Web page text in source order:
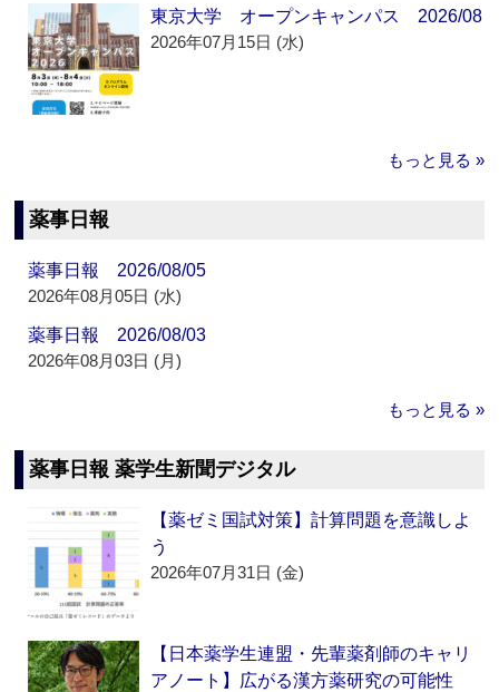
東京大学 オープンキャンパス 2026/08
2026年07月15日 (水)
もっと見る »
薬事日報
薬事日報 2026/08/05
2026年08月05日 (水)
薬事日報 2026/08/03
2026年08月03日 (月)
もっと見る »
薬事日報 薬学生新聞デジタル
【薬ゼミ国試対策】計算問題を意識しよ
う
2026年07月31日 (金)
【日本薬学生連盟・先輩薬剤師のキャリ
アノート】広がる漢方薬研究の可能性